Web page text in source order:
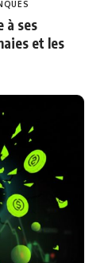
à ses
et les